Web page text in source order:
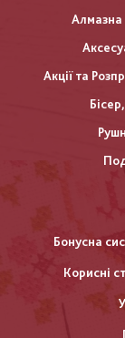
Алмазна
Акції та
нижнього
Бонусна
Корисні